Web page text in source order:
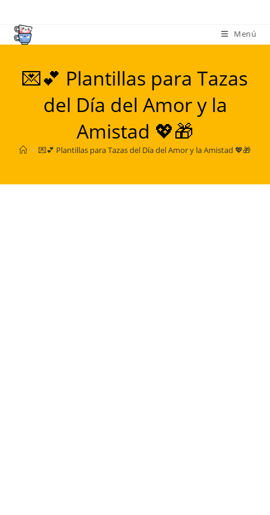
contenido
Menú
💌💕 Plantillas para Tazas
del Día del Amor y la
Amistad 💖🎁
> 💌💕 Plantillas para Tazas del Día del Amor y la Amistad 💖🎁